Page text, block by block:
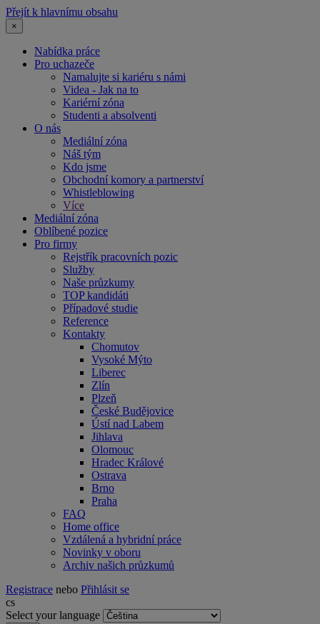
Přejít k hlavnímu obsahu
×
Nabídka práce
Pro uchazeče
Namalujte si kariéru s námi
Videa - Jak na to
Kariérní zóna
Studenti a absolventi
O nás
Mediální zóna
Náš tým
Kdo jsme
Obchodní komory a partnerství
Whistleblowing
Více
Mediální zóna
Oblíbené pozice
Pro firmy
Rejstřík pracovních pozic
Služby
Naše průzkumy
TOP kandidáti
Případové studie
Reference
Kontakty
Chomutov
Vysoké Mýto
Liberec
Zlín
Plzeň
České Budějovice
Ústí nad Labem
Jihlava
Olomouc
Hradec Králové
Ostrava
Brno
Praha
FAQ
Home office
Vzdálená a hybridní práce
Novinky v oboru
Archiv našich průzkumů
Registrace nebo Přihlásit se
cs
Select your language